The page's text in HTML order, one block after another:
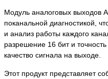
Модуль аналоговых выходов
поканальной диагностикой,
и анализ работы каждого
разрешение 16 бит и
качество сигнала на выходе.
Этот продукт представляет